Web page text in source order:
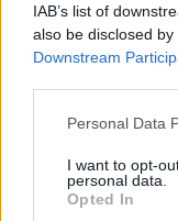
IAB’s list of
also be disclosed
Downstream
Please note that
not limited to your
grant or deny
use your data for
Personal Data
I want to opt-
personal data.
Opted In